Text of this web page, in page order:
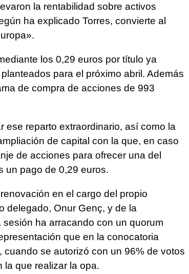
la rentabilidad sobre activos
ha explicado Torres, convierte al
los 0,29 euros por título ya
para el próximo abril. Además
de compra de acciones de 993
ese reparto extraordinario, así como la
de capital con la que, en caso
de acciones para ofrecer una del
un pago de 0,29 euros.
en el cargo del propio
delegado, Onur Genç, y de la
ha arracando con un quorum
que en la conocatoria
se autorizó con un 96% de votos
la que realizar la opa.